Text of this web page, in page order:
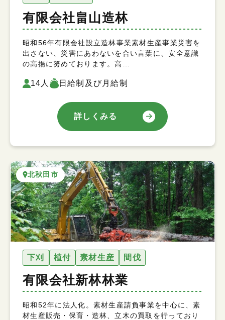
有限会社畠山造林
昭和56年有限会社設立造林事業素材生産事業災害を
出さない、災害にあわないを合い言葉に、安全意識
の高揚に努めております。高…
14人 日給制及び月給制
詳しくみる
北秋田市
下刈 植付 素材生産 間伐
有限会社新林林業
昭和52年に法人化。素材生産請負事業を中心に、素
材生産販売・保育・造林、立木の買取を行っており